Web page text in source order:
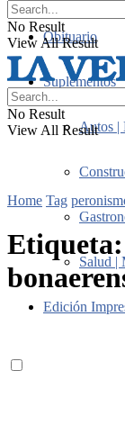
Obituario
Suplementos
Autos |
Salud |
Edición
No Result
View All Result
No Result
View All Result
Home Tag
Etiqueta: